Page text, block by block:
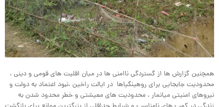
همچنین گزارش ها از گستردگی ناامنی ها در میان اقلیت های قومی و دینی ،
محدودیت جابجایی برای روهینگیاها در ایالت راخین ،نبود اعتماد به دولت و
نیروهای امنیتی میانمار ، محدودیت های معیشتی و خطر محدود شدن به